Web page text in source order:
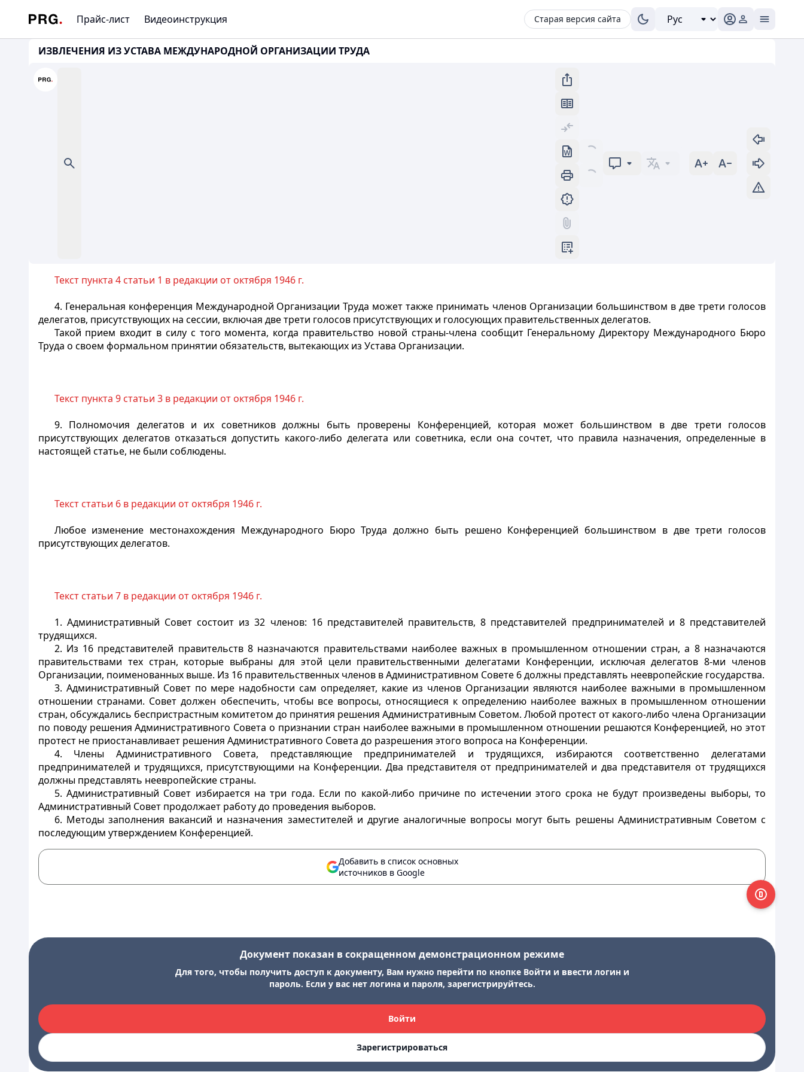
Прайс-лист Видеоинструкция Старая версия сайта
ИЗВЛЕЧЕНИЯ ИЗ УСТАВА МЕЖДУНАРОДНОЙ ОРГАНИЗАЦИИ ТРУДА
Текст пункта 4 статьи 1 в редакции от октября 1946 г.
4. Генеральная конференция Международной Организации Труда может также принимать членов Организации большинством в две трети голосов
делегатов, присутствующих на сессии, включая две трети голосов присутствующих и голосующих правительственных делегатов.
Такой прием входит в силу с того момента, когда правительство новой страны-члена сообщит Генеральному Директору Международного Бюро
Труда о своем формальном принятии обязательств, вытекающих из Устава Организации.
Текст пункта 9 статьи 3 в редакции от октября 1946 г.
9. Полномочия делегатов и их советников должны быть проверены Конференцией, которая может большинством в две трети голосов
присутствующих делегатов отказаться допустить какого-либо делегата или советника, если она сочтет, что правила назначения, определенные в
настоящей статье, не были соблюдены.
Текст статьи 6 в редакции от октября 1946 г.
Любое изменение местонахождения Международного Бюро Труда должно быть решено Конференцией большинством в две трети голосов
присутствующих делегатов.
Текст статьи 7 в редакции от октября 1946 г.
1. Административный Совет состоит из 32 членов: 16 представителей правительств, 8 представителей предпринимателей и 8 представителей
трудящихся.
2. Из 16 представителей правительств 8 назначаются правительствами наиболее важных в промышленном отношении стран, а 8 назначаются
правительствами тех стран, которые выбраны для этой цели правительственными делегатами Конференции, исключая делегатов 8-ми членов
Организации, поименованных выше. Из 16 правительственных членов в Административном Совете 6 должны представлять неевропейские государства.
3. Административный Совет по мере надобности сам определяет, какие из членов Организации являются наиболее важными в промышленном
отношении странами. Совет должен обеспечить, чтобы все вопросы, относящиеся к определению наиболее важных в промышленном отношении
стран, обсуждались беспристрастным комитетом до принятия решения Административным Советом. Любой протест от какого-либо члена Организации
по поводу решения Административного Совета о признании стран наиболее важными в промышленном отношении решаются Конференцией, но этот
протест не приостанавливает решения Административного Совета до разрешения этого вопроса на Конференции.
4. Члены Административного Совета, представляющие предпринимателей и трудящихся, избираются соответственно делегатами
предпринимателей и трудящихся, присутствующими на Конференции. Два представителя от предпринимателей и два представителя от трудящихся
должны представлять неевропейские страны.
5. Административный Совет избирается на три года. Если по какой-либо причине по истечении этого срока не будут произведены выборы, то
Административный Совет продолжает работу до проведения выборов.
6. Методы заполнения вакансий и назначения заместителей и другие аналогичные вопросы могут быть решены Административным Советом с
последующим утверждением Конференцией.
Добавить в список основных
источников в Google
Документ показан в сокращенном демонстрационном режиме
Для того, чтобы получить доступ к документу, Вам нужно перейти по кнопке Войти и ввести логин и
пароль. Если у вас нет логина и пароля, зарегистрируйтесь.
Войти
Зарегистрироваться